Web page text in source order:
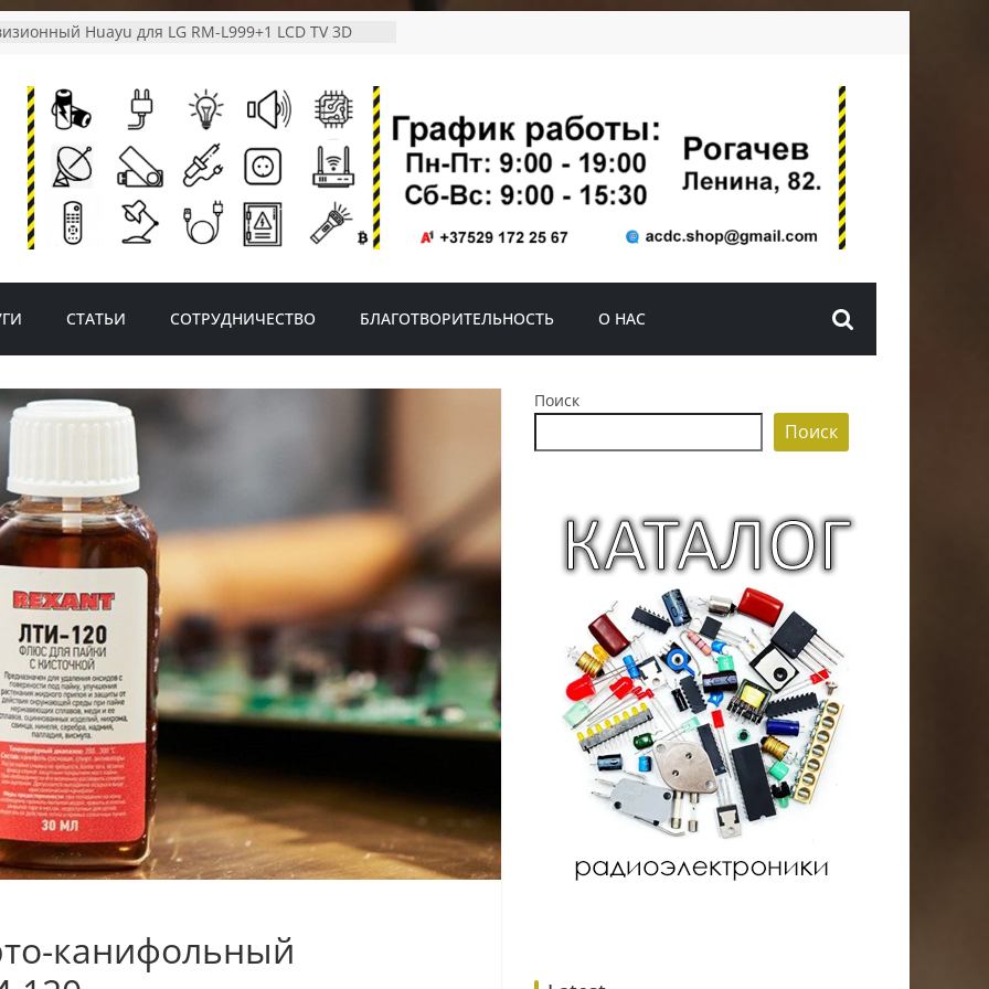
Huayu для LG RM-L999+1 LCD TV 3D
движения
с датчиком движения FAD-0001-2-solar
MASTER AMM-001
СТАТЬИ СОТРУДНИЧЕСТВО БЛАГОТВОРИТЕЛЬНОСТЬ О НАС
канифольный
Поиск
Поиск